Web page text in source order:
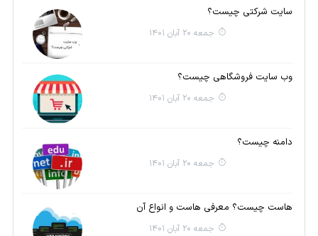
سایت شرکتی چیست؟
جمعه 20 آبان 1401
وب سایت فروشگاهی چیست؟
جمعه 20 آبان 1401
دامنه چیست؟
جمعه 20 آبان 1401
هاست چیست؟ معرفی هاست و انواع آن
جمعه 20 آبان 1401